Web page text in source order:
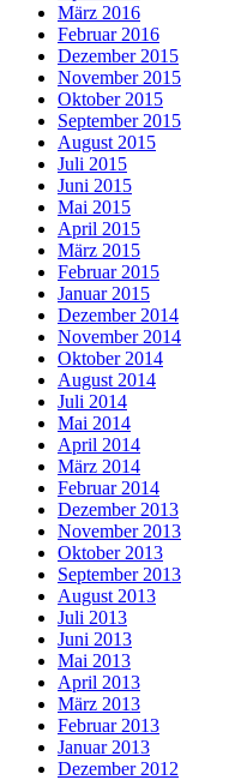
März 2016
Februar 2016
Dezember 2015
November 2015
Oktober 2015
September 2015
August 2015
Juli 2015
Juni 2015
Mai 2015
April 2015
März 2015
Februar 2015
Januar 2015
Dezember 2014
November 2014
Oktober 2014
August 2014
Juli 2014
Mai 2014
April 2014
März 2014
Februar 2014
Dezember 2013
November 2013
Oktober 2013
September 2013
August 2013
Juli 2013
Juni 2013
Mai 2013
April 2013
März 2013
Februar 2013
Januar 2013
Dezember 2012